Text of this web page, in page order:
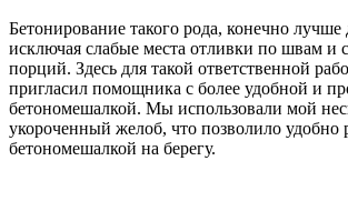
Бетонирование такого рода, конечно лучше
исключая слабые места отливки по швам и
порций. Здесь для такой ответственной
пригласил помощника с более удобной и
бетономешалкой. Мы использовали мой
укороченный желоб, что позволило удобно
бетономешалкой на берегу.